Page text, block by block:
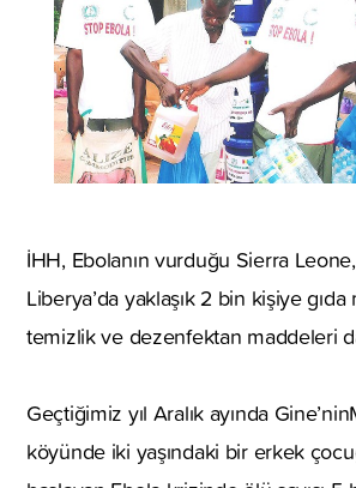
İHH, Ebolanın vurduğu Sierra
Liberya’da yaklaşık 2 bin kişiye
temizlik ve dezenfektan maddeleri
Geçtiğimiz yıl Aralık ayında
köyünde iki yaşındaki bir erkek